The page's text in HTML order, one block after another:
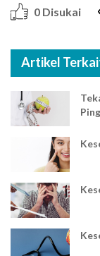
0 Disukai
Artikel